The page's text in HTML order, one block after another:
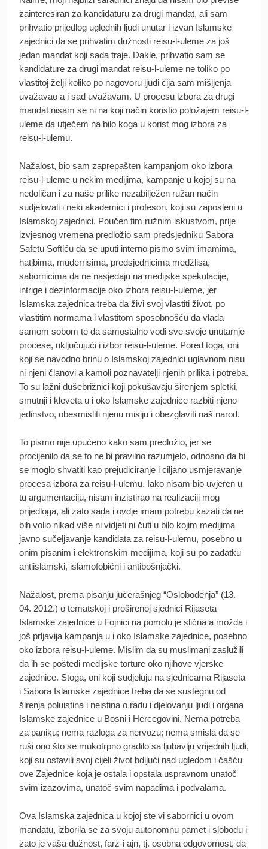
zainteresiran za kandidaturu za drugi mandat, ali sam
prihvatio prijedlog uglednih ljudi unutar i izvan Islamske
zajednici da se prihvatim dužnosti reisu-l-uleme za još
jedan mandat koji sada traje. Dakle, prihvatio sam se
kandidature za drugi mandat reisu-l-uleme ne toliko po
vlastitoj želji koliko po nagovoru ljudi čija sam mišljenja
uvažavao a i sad uvažavam. U procesu izbora za drugi
mandat nisam se ni na koji način koristio položajem reisu-l-
uleme da utječem na bilo koga u korist mog izbora za
reisu-l-ulemu.
Nažalost, bio sam zaprepašten kampanjom oko izbora
reisu-l-uleme u nekim medijima, kampanje u kojoj su na
nedoličan i za naše prilike nezabilježen ružan način
sudjelovali i neki akademici i profesori, koji su zaposleni u
Islamskoj zajednici. Poučen tim ružnim iskustvom, prije
izvjesnog vremena predložio sam predsjedniku Sabora
Safetu Softiću da se uputi interno pismo svim imamima,
hatibima, muderrisima, predsjednicima medžlisa,
sabornicima da ne nasjedaju na medijske spekulacije,
intrige i dezinformacije oko izbora reisu-l-uleme, jer
Islamska zajednica treba da živi svoj vlastiti život, po
vlastitim normama i vlastitom sposobnošću da vlada
samom sobom te da samostalno vodi sve svoje unutarnje
procese, uključujući i izbor reisu-l-uleme. Pored toga, oni
koji se navodno brinu o Islamskoj zajednici uglavnom nisu
ni njeni članovi a kamoli poznavatelji njenih prilika i potreba.
To su lažni dušebrižnici koji pokušavaju širenjem spletki,
smutnji i kleveta u i oko Islamske zajednice razbiti njeno
jedinstvo, obesmisliti njenu misiju i obezglaviti naš narod.
To pismo nije upućeno kako sam predložio, jer se
procijenilo da se to ne bi pravilno razumjelo, odnosno da bi
se moglo shvatiti kao prejudiciranje i ciljano usmjeravanje
procesa izbora za reisu-l-ulemu. Iako nisam bio uvjeren u
tu argumentaciju, nisam inzistirao na realizaciji mog
prijedloga, ali zato sada i ovdje imam potrebu kazati da ne
bih volio nikad više ni vidjeti ni čuti u bilo kojim medijima
javno sučeljavanje kandidata za reisu-l-ulemu, posebno u
onim pisanim i elektronskim medijima, koji su po zadatku
antiislamski, islamofobični i antibošnjački.
Nažalost, prema pisanju jučerašnjeg “Oslobođenja” (13.
04. 2012.) o tematskoj i proširenoj sjednici Rijaseta
Islamske zajednice u Fojnici na pomolu je slična a možda i
još prljavija kampanja u i oko Islamske zajednice, posebno
oko izbora reisu-l-uleme. Mislim da su muslimani zaslužili
da ih se poštedi medijske torture oko njihove vjerske
zajednice. Stoga, oni koji sudjeluju na sjednicama Rijaseta
i Sabora Islamske zajednice treba da se sustegnu od
širenja poluistina i neistina o radu i djelovanju ljudi i organa
Islamske zajednice u Bosni i Hercegovini. Nema potreba
za paniku; nema razloga za nervozu; nema smisla da se
ruši ono što se mukotrpno gradilo sa ljubavlju vrijednih ljudi,
koji su ostavili svoj cijeli život bdijući nad ugledom i čašću
ove Zajednice koja je ostala i opstala uspravnom unatoč
svim izazovima, unatoč svim napadima i podvalama.
Ova Islamska zajednica u kojoj ste vi sabornici u ovom
mandatu, izborila se za svoju autonomnu pamet i slobodu i
zato je vaša dužnost, farz-i ajn, tj. osobna odgovornost, da